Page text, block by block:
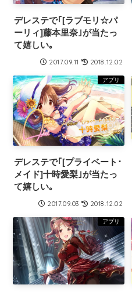
デレステで｢[ラブモリ☆パ
ーリィ]藤本里奈｣が当たっ
て嬉しい｡
2017.09.11 2018.12.02
アプリ
デレステで｢[プライベート･
メイド]十時愛梨｣が当たっ
て嬉しい｡
2017.09.03 2018.12.02
アプリ